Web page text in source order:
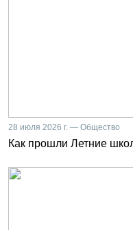
28 июля 2026 г. — Общество
Как прошли Летние